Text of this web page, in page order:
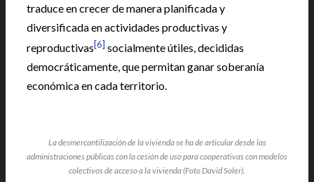
traduce en crecer de manera planificada y
diversificada en actividades productivas y
reproductivas[6] socialmente útiles, decididas
democráticamente, que permitan ganar soberanía
económica en cada territorio.
La desmercantilización de la vivienda se ha de articular desde las
administraciones públicas con la cesión de uso para cooperativas con modelos
colectivos de acceso a la vivienda (Foto David Soler).